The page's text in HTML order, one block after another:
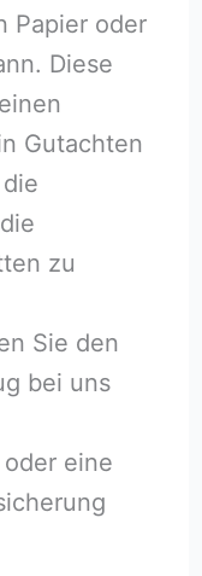
Papier oder
Diese
Gutachten
zu
Sie den
bei uns
eine